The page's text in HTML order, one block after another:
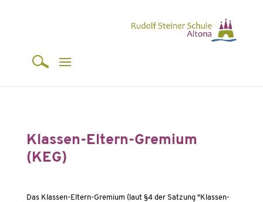
Klassen-Eltern-Gremium
(KEG)
Das Klassen-Eltern-Gremium (laut §4 der Satzung "Klassen-